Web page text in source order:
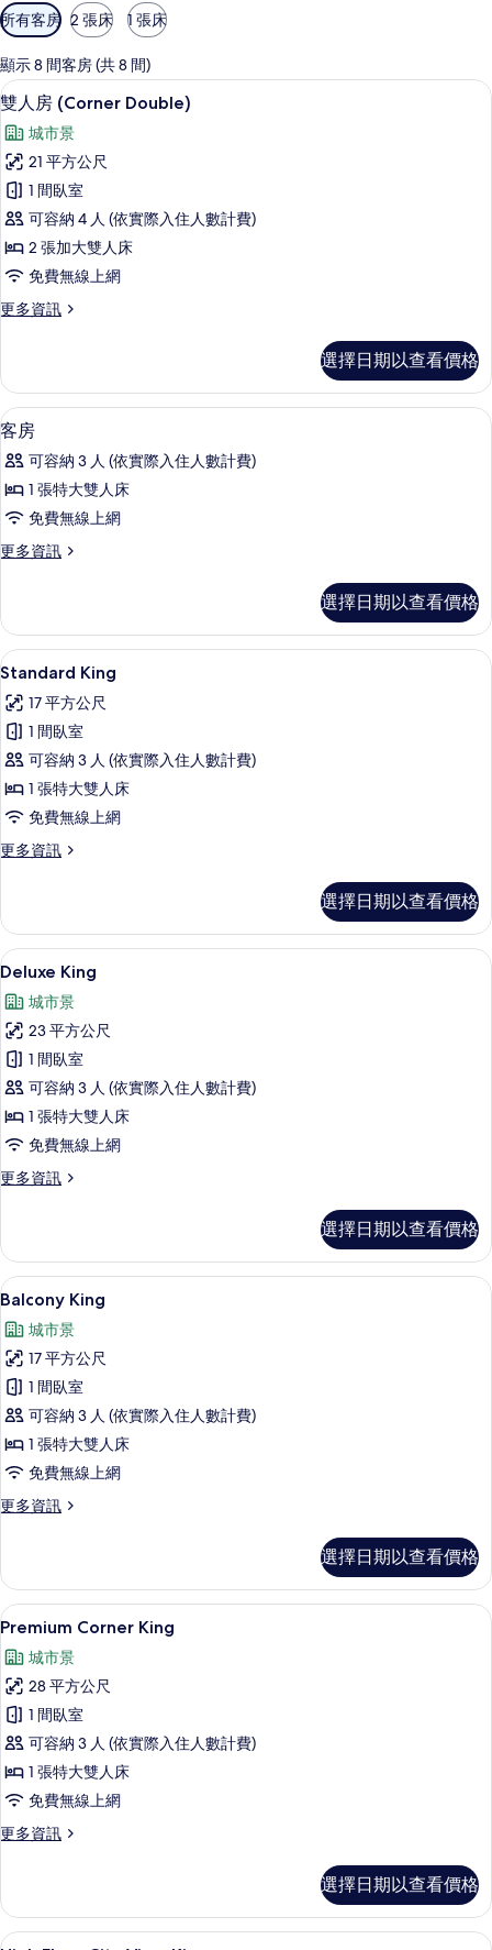
可
用
的
客
房
篩
選
條
件
所有客房 2 張床 1 張床
顯示 8 間客房 (共 8 間)
顯
示
雙
人
房
(Corner
Double)
的
所
片
雙人房 (Corner Double) | 高級寢具、
6
雙人房 (Corner Double)
城市景
21 平方公尺
1 間臥室
可容納 4 人 (依實際入住人數計費)
2 張加大雙人床
免費無線上網
更多資訊
更
房
(Corner
Double)
詳
情
選擇日期以查看價格
顯
示
客
房
所
相
片
高級寢具、舒適加層、客房內保險箱、
5
客房
可容納 3 人 (依實際入住人數計費)
1 張特大雙人床
免費無線上網
更多資訊
更
的
詳
情
選擇日期以查看價格
顯
示
Standard
King
的
所
有
相
5
Standard King
17 平方公尺
1 間臥室
可容納 3 人 (依實際入住人數計費)
1 張特大雙人床
免費無線上網
更多資訊
更
的
詳
情
選擇日期以查看價格
顯
示
Deluxe
King
的
所
有
相
片
Deluxe King | 高級寢具、舒適加層、
6
Deluxe King
城市景
23 平方公尺
1 間臥室
可容納 3 人 (依實際入住人數計費)
1 張特大雙人床
免費無線上網
更多資訊
更
的
詳
情
選擇日期以查看價格
顯
示
Balcony
King
的
所
有
相
片
Balcony King | 高級寢具、舒適加層
5
Balcony King
城市景
17 平方公尺
1 間臥室
可容納 3 人 (依實際入住人數計費)
1 張特大雙人床
免費無線上網
更多資訊
更
的
詳
情
選擇日期以查看價格
顯
示
Premium
Corner
King
的
所
有
相
高級寢具、舒適加層、客房內保險箱、
6
Premium Corner King
城市景
28 平方公尺
1 間臥室
可容納 3 人 (依實際入住人數計費)
1 張特大雙人床
免費無線上網
更多資訊
更
King
的
選擇日期以查看價格
顯 High Floor City View King | 高級寢具